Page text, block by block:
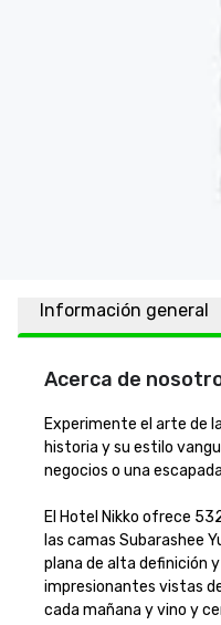
Información general
Acerca de
Experimente el arte de
historia y su estilo
negocios o una
El Hotel Nikko ofrece
las camas Subarashee
plana de alta definición
impresionantes vistas
cada mañana y vino y